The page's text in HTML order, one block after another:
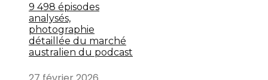
9 498 épisodes
analysés,
photographie
détaillée du marché
australien du podcast